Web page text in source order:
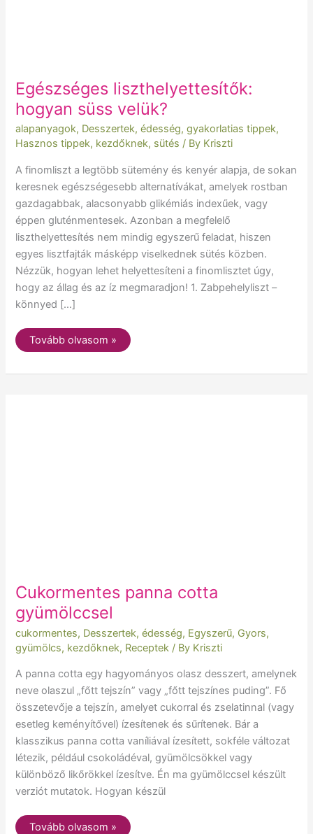
Egészséges liszthelyettesítők:
hogyan süss velük?
alapanyagok, Desszertek,édesség,gyakorlatias tippek,
Hasznos tippek, kezdőknek, sütés / By Kriszti
A finomliszt a legtöbb sütemény és kenyér alapja, de sokan
keresnek egészségesebb alternatívákat, amelyek rostban
gazdagabbak, alacsonyabb glikémiás indexűek, vagy
éppen gluténmentesek. Azonban a megfelelő
liszthelyettesítés nem mindig egyszerű feladat, hiszen
egyes lisztfajták másképp viselkednek sütés közben.
Nézzük, hogyan lehet helyettesíteni a finomlisztet úgy,
hogy az állag és az íz megmaradjon! 1. Zabpehelyliszt –
könnyed […]
Tovább olvasom »
Cukormentes panna cotta
gyümölccsel
cukormentes, Desszertek,édesség, Egyszerű, Gyors,
gyümölcs, kezdőknek, Receptek / By Kriszti
A panna cotta egy hagyományos olasz desszert, amelynek
neve olaszul „főtt tejszín” vagy „főtt tejszínes puding”. Fő
összetevője a tejszín, amelyet cukorral és zselatinnal (vagy
esetleg keményítővel) ízesítenek és sűrítenek. Bár a
klasszikus panna cotta vaníliával ízesített, sokféle változat
létezik, például csokoládéval, gyümölcsökkel vagy
különböző likőrökkel ízesítve. Én ma gyümölccsel készült
verziót mutatok. Hogyan készül
Tovább olvasom »